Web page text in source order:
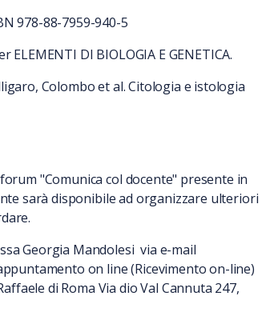
978-88-7959-940-5
ELEMENTI DI BIOLOGIA E GENETICA.
Colombo et al. Citologia e istologia
"Comunica col docente" presente in
sarà disponibile ad organizzare ulteriori
Georgia Mandolesi via e-mail
on line (Ricevimento on-line)
di Roma Via dio Val Cannuta 247,